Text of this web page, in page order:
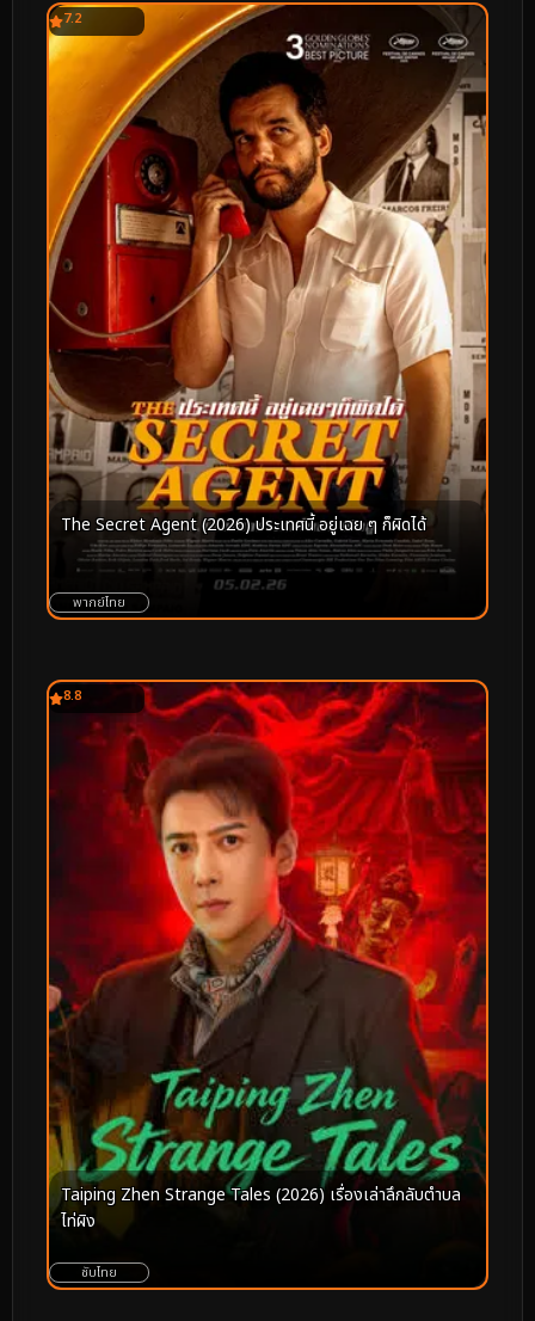
7.2
The Secret Agent (2026) ประเทศนี้ อยู่เฉย ๆ ก็ผิดได้
พากย์ไทย
8.8
Taiping Zhen Strange Tales (2026) เรื่องเล่าลึกลับตำบล
ไท่ผิง
ซับไทย